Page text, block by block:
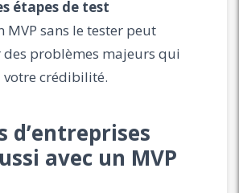
étapes de test
MVP sans le tester peut
problèmes majeurs qui
crédibilité.
d’entreprises
avec un MVP